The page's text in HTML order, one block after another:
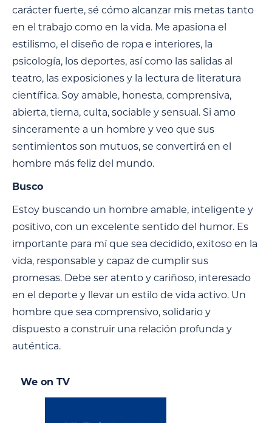
carácter fuerte, sé cómo alcanzar mis metas tanto
en el trabajo como en la vida. Me apasiona el
estilismo, el diseño de ropa e interiores, la
psicología, los deportes, así como las salidas al
teatro, las exposiciones y la lectura de literatura
científica. Soy amable, honesta, comprensiva,
abierta, tierna, culta, sociable y sensual. Si amo
sinceramente a un hombre y veo que sus
sentimientos son mutuos, se convertirá en el
hombre más feliz del mundo.
Busco
Estoy buscando un hombre amable, inteligente y
positivo, con un excelente sentido del humor. Es
importante para mí que sea decidido, exitoso en la
vida, responsable y capaz de cumplir sus
promesas. Debe ser atento y cariñoso, interesado
en el deporte y llevar un estilo de vida activo. Un
hombre que sea comprensivo, solidario y
dispuesto a construir una relación profunda y
auténtica.
We on TV